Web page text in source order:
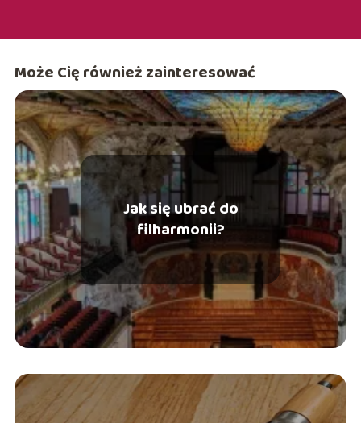
Może Cię również zainteresować
Jak się ubrać do
filharmonii?